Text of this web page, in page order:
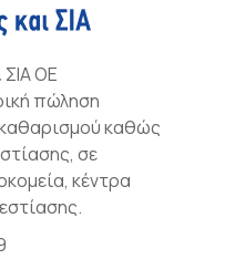
ΟΕ
πώληση
καθώς
σε
κέντρα